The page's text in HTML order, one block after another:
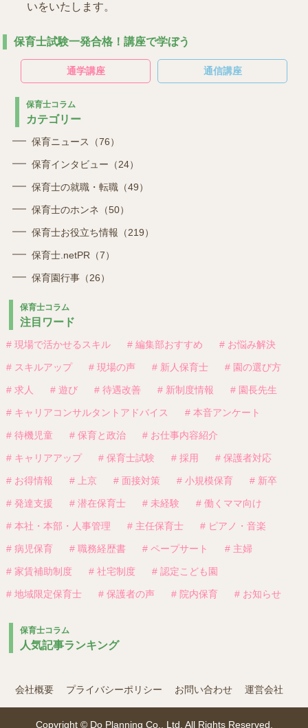
いをいたします。
保育士試験一発合格！講座で学ぼう
通学講座 通信講座
保育士コラム
カテゴリー
保育ニュース（76）
保育インタビュー（24）
保育士の就職・転職（49）
保育士のホンネ（50）
保育士お役立ち情報（219）
保育士.netPR（7）
保育園行事（26）
保育士コラム
注目ワード
# 現場で活かせるスキル # 編集部おすすめ # お悩み解決
# スキルアップ # 現場の声 # 新人保育士 # 園の選び方
# 求人 # 遊び # 待遇改善 # 新制度情報 # 園長先生
# キャリアコンサルタントアドバイス # 本音アンケート
# 待機児童 # 保育と政治 # お仕事内容紹介
# キャリアアップ # 保育士試験 # 採用 # 保護者対応
# お得情報 # 上京 # 面接対策 # 小規模保育 # 新卒
# 発達支援 # 潜在保育士 # 未経験 # 働くママ向け
# 本社・本部・人事管理 # 主任保育士 # ピアノ・音楽
# 病児保育 # 職務経歴書 # ペープサート # 主婦
# 家賃補助制度 # 社宅制度 # 認定こども園
# 地域限定保育士 # 保護者の声 # 院内保育 # お知らせ
保育士コラム
人気記事ランキング
会社概要 プライバシーポリシー お問い合わせ 運営会社
Copyright © Do Planning Co., Ltd. All Rights Reserved.